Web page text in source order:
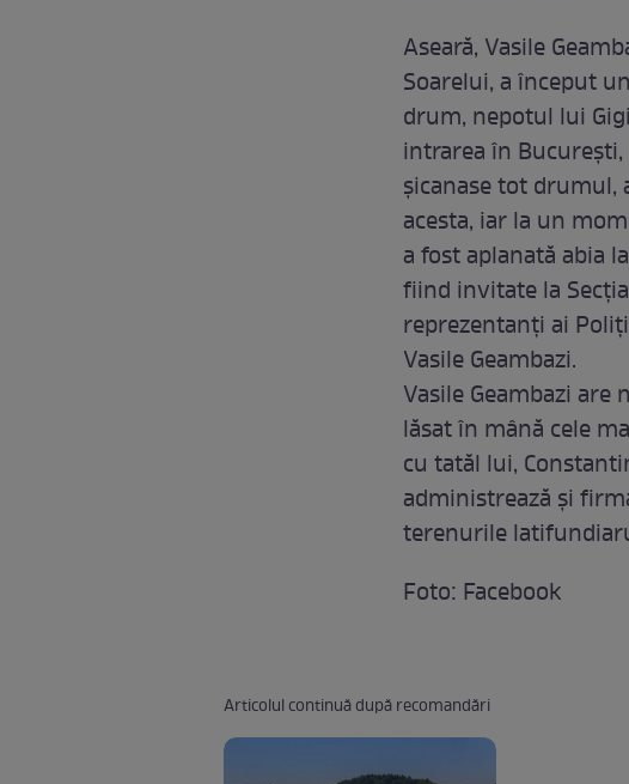
Aseară, Vasile
Soarelui, a început
drum, nepotul lui
intrarea în
şicanase tot drumul,
acesta, iar la un
a fost aplanată abia
fiind invitate la
reprezentanţi ai
Vasile Geambazi.
Vasile Geambazi
lăsat în mână cele
cu tatăl lui,
administrează şi
terenurile
Foto: Facebook
Articolul continuă după recomandări